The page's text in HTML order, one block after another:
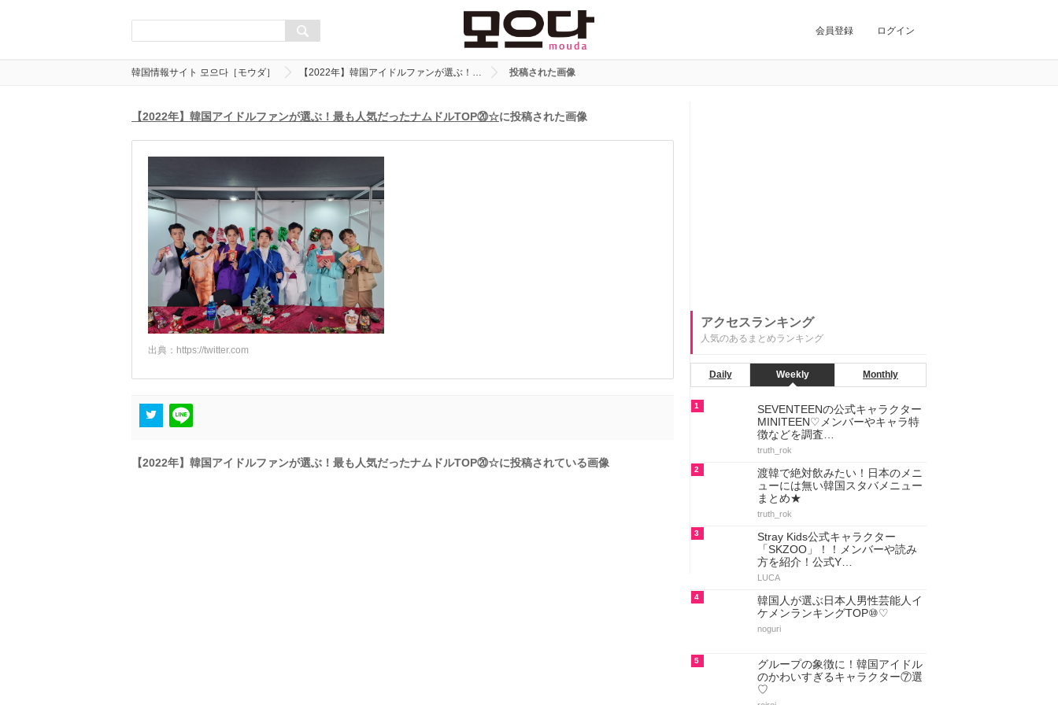
会員登録 ログイン
韓国情報サイト 모으다［モウダ］ 【2022年】韓国アイドルファンが選ぶ！… 投稿された画像
【2022年】韓国アイドルファンが選ぶ！最も人気だったナムドルTOP⑳☆に投稿された画像
出典： https://twitter.com
【2022年】韓国アイドルファンが選ぶ！最も人気だったナムドルTOP⑳☆に投稿されている画像
アクセスランキング
人気のあるまとめランキング
Daily Weekly Monthly
1
SEVENTEENの公式キャラクター
MINITEEN♡メンバーやキャラ特
徴などを調査…
truth_rok
2
渡韓で絶対飲みたい！日本のメニ
ューには無い韓国スタバメニュー
まとめ★
truth_rok
3
Stray Kids公式キャラクター
「SKZOO」！！メンバーや読み
方を紹介！公式Y…
LUCA
4
韓国人が選ぶ日本人男性芸能人イ
ケメンランキングTOP⑩♡
noguri
5
グループの象徴に！韓国アイドル
のかわいすぎるキャラクター⑦選
♡